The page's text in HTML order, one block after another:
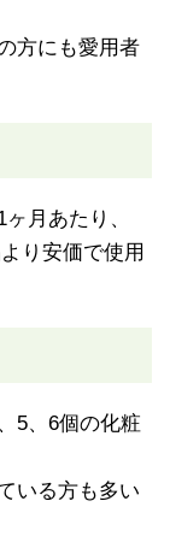
方にも愛用者
月あたり、
り安価で使用
5、6個の化粧
いる方も多い